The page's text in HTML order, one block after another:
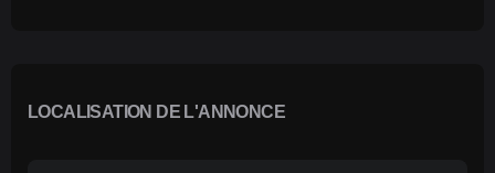
LOCALISATION DE L'ANNONCE